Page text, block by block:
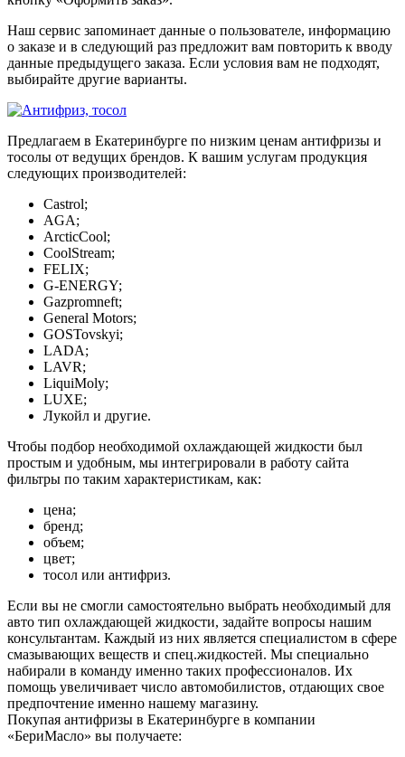
Наш сервис запоминает данные о пользователе, информацию
о заказе и в следующий раз предложит вам повторить к вводу
данные предыдущего заказа. Если условия вам не подходят,
выбирайте другие варианты.
Предлагаем в Екатеринбурге по низким ценам антифризы и
тосолы от ведущих брендов. К вашим услугам продукция
следующих производителей:
Castrol;
AGA;
ArcticCool;
CoolStream;
FELIX;
G-ENERGY;
Gazpromneft;
General Motors;
GOSTovskyi;
LADA;
LAVR;
LiquiMoly;
LUXE;
Лукойл и другие.
Чтобы подбор необходимой охлаждающей жидкости был
простым и удобным, мы интегрировали в работу сайта
фильтры по таким характеристикам, как:
цена;
бренд;
объем;
цвет;
тосол или антифриз.
Если вы не смогли самостоятельно выбрать необходимый для
авто тип охлаждающей жидкости, задайте вопросы нашим
консультантам. Каждый из них является специалистом в сфере
смазывающих веществ и спец.жидкостей. Мы специально
набирали в команду именно таких профессионалов. Их
помощь увеличивает число автомобилистов, отдающих свое
предпочтение именно нашему магазину.
Покупая антифризы в Екатеринбурге в компании
«БериМасло» вы получаете: